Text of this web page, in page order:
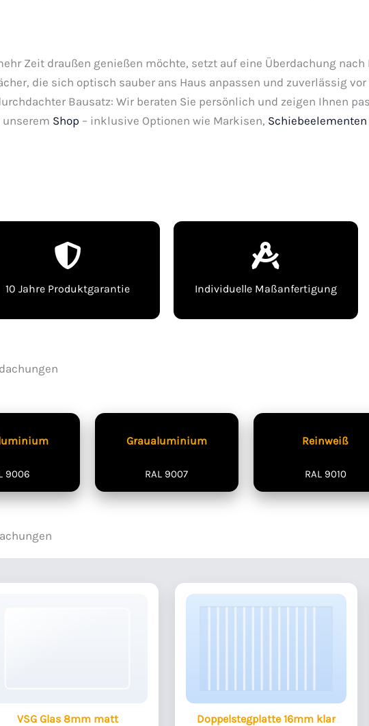
Zeit draußen genießen möchte, setzt auf eine Überdachung nach
die sich optisch sauber ans Haus anpassen und zuverlässig
Bausatz: Wir beraten Sie persönlich und zeigen Ihnen
Shop – inklusive Optionen wie Markisen, Schiebeelementen
10 Jahre Produktgarantie Individuelle Maßanfertigung
9006
Graualuminium
RAL 9007
Reinweiß
RAL 9010
VSG Glas 8mm matt Doppelstegplatte 16mm klar